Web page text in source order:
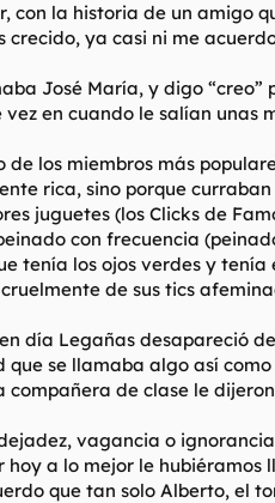
con la historia de un amigo
crecido, ya casi ni me
José María, y digo
en cuando le salían unas
de los miembros más
rica, sino porque
juguetes (los Clicks de
con frecuencia
tenía los ojos verdes y
de sus tics
día Legañas desapareció
que se llamaba algo así
de clase le
vagancia o
hoy a lo mejor le hubiéramos
que tan solo Alberto, el